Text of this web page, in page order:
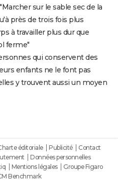
sur le sable sec de la
près de trois fois plus
à travailler plus dur que
ferme"
qui conservent des
enfants ne le font pas
y trouvent aussi un moyen
éditoriale Publicité
Contact
Données personnelles
Mentions légales
Groupe Figaro
Benchmark